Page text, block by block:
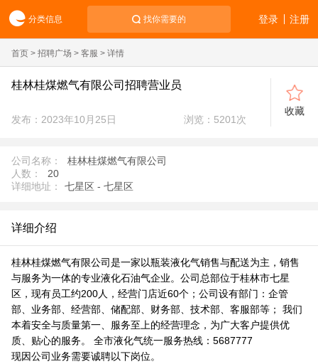
分类信息 找你需要的 注册
登录
首页 > 招聘广场 > 客服 > 详情
桂林桂煤燃气有限公司招聘营业员
发布：2023年10月25日 浏览： 5201 次
收藏
公司名称：
桂林桂煤燃气有限公司
人数：
20
详细地址：
七星区 - 七星区
详细介绍
桂林桂煤燃气有限公司是一家以瓶装液化气销售与配送为主，销售
与服务为一体的专业液化石油气企业。公司总部位于桂林市七星
区，现有员工约200人，经营门店近60个；公司设有部门：企管
部、业务部、经营部、储配部、财务部、技术部、客服部等； 我们
本着安全与质量第一、服务至上的经营理念，为广大客户提供优
质、贴心的服务。 全市液化气统一服务热线：5687777
现因公司业务需要诚聘以下岗位。